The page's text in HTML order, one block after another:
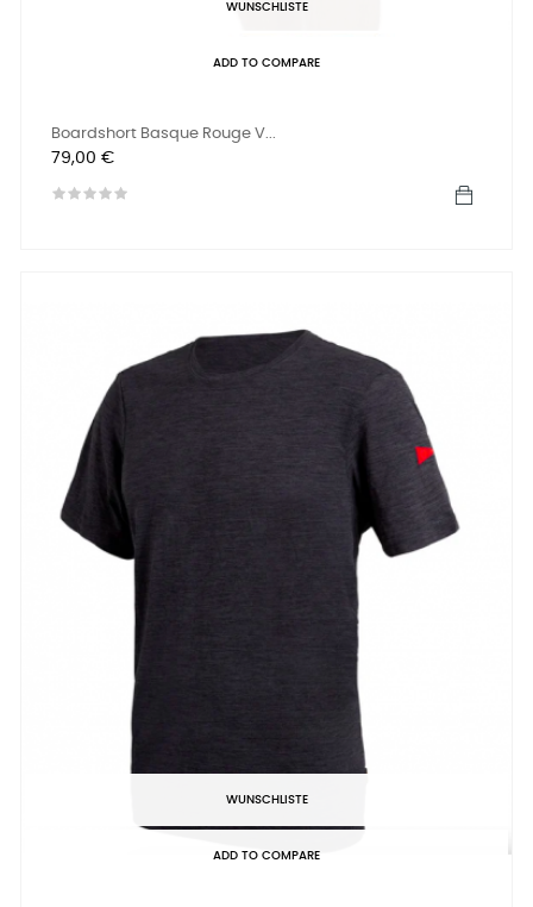
WUNSCHLISTE
ADD TO COMPARE
Boardshort Basque Rouge V...
Preis
79,00 €
WUNSCHLISTE
ADD TO COMPARE